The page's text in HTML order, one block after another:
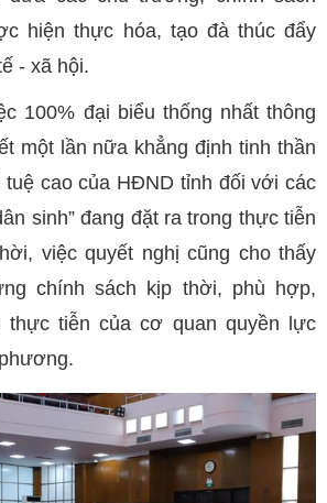
hiện thực hóa, tạo đà thúc đẩy
- xã hội.
100% đại biểu thống nhất thông
một lần nữa khẳng định tinh thần
tuệ cao của HĐND tỉnh đối với các
sinh” đang đặt ra trong thực tiễn
việc quyết nghị cũng cho thấy
chính sách kịp thời, phù hợp,
thực tiễn của cơ quan quyền lực